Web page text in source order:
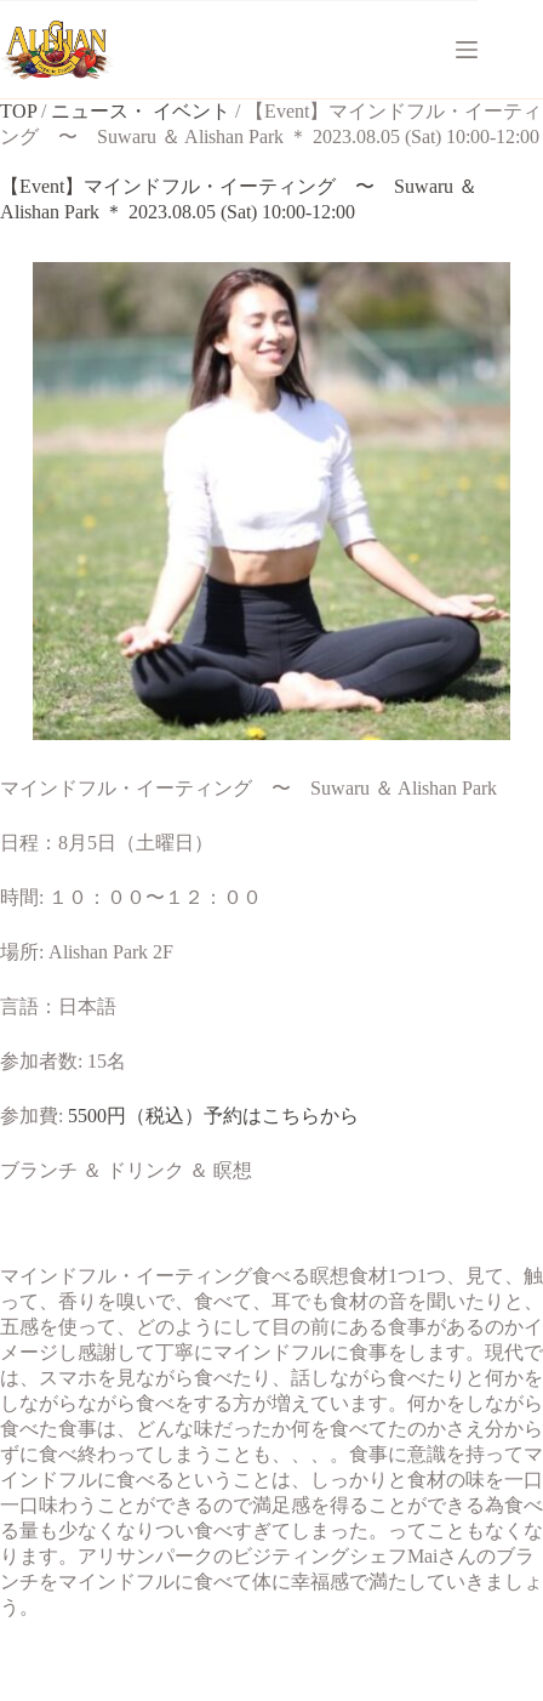
ン
テ
ツ
へ
キ
ッ
TOP/ ニュース・ イベント /
【Event】マインドフル・イーティ
ング 〜 Suwaru ＆ Alishan Park ＊ 2023.08.05 (Sat) 10:00-12:00
【Event】マインドフル・イーティング 〜 Suwaru ＆
Alishan Park ＊ 2023.08.05 (Sat) 10:00-12:00
マインドフル・イーティング 〜 Suwaru ＆ Alishan Park
日程：8月5日（土曜日）
時間: １０：００〜１２：００
場所: Alishan Park 2F
言語：日本語
参加者数: 15名
参加費: 5500円（税込）予約はこちらから
ブランチ ＆ ドリンク ＆ 瞑想
マインドフル・イーティング食べる瞑想食材1つ1つ、見て、触
って、香りを嗅いで、食べて、耳でも食材の音を聞いたりと、
五感を使って、どのようにして目の前にある食事があるのかイ
メージし感謝して丁寧にマインドフルに食事をします。現代で
は、スマホを見ながら食べたり、話しながら食べたりと何かを
しながらながら食べをする方が増えています。何かをしながら
食べた食事は、どんな味だったか何を食べてたのかさえ分から
ずに食べ終わってしまうことも、、、。食事に意識を持ってマ
インドフルに食べるということは、しっかりと食材の味を一口
一口味わうことができるので満足感を得ることができる為食べ
る量も少なくなりつい食べすぎてしまった。ってこともなくな
ります。アリサンパークのビジティングシェフMaiさんのブラ
ンチをマインドフルに食べて体に幸福感で満たしていきましょ
う。